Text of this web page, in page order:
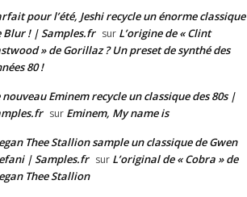
pour l’été, Jeshi recycle un énorme classique
Blur ! | Samples.fr sur L’origine de « Clint
» de Gorillaz ? Un preset de synthé des
80 !
nouveau Eminem recycle un classique des 80s |
sur Eminem, My name is
Thee Stallion sample un classique de Gwen
| Samples.fr sur L’original de « Cobra » de
Thee Stallion